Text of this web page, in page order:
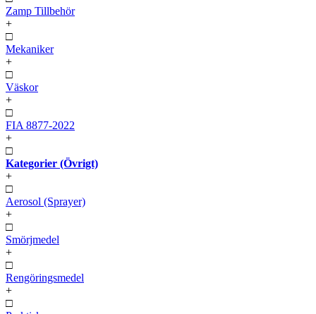
Zamp Tillbehör
+
□
Mekaniker
+
□
Väskor
+
□
FIA 8877-2022
+
□
Kategorier (Övrigt)
+
□
Aerosol (Sprayer)
+
□
Smörjmedel
+
□
Rengöringsmedel
+
□